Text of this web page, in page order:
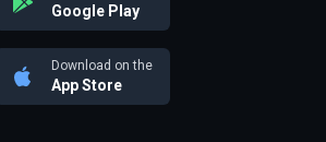
Google Play
Download on the
App Store